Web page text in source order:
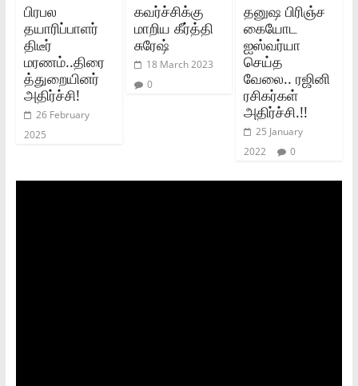
பிரபல
தயாரிப்பாளர்
திடீர்
மரணம்..திரை
த்துறையினர்
அதிர்ச்சி!
26 February
2025
கவர்ச்சிக்கு
மாறிய கீர்த்தி
சுரேஷ்
18 March 2023
0
தனுஷ பிரிஞ்ச
கையோட
ஐஸ்வர்யா
செய்த
வேலை.. ரஜினி
ரசிகர்கள்
அதிர்ச்சி.!!
25 January
2022
0